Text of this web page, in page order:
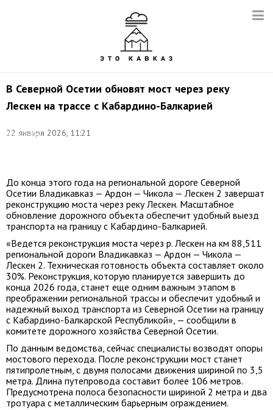
В Северной Осетии обновят мост через реку
Лескен на трассе с Кабардино-Балкарией
22 января 2026, 11:21
Александр
До конца этого года на региональной дороге Северной
Осетии Владикавказ — Ардон — Чикола — Лескен 2 завершат
реконструкцию моста через реку Лескен. Масштабное
обновление дорожного объекта обеспечит удобный выезд
транспорта на границу с Кабардино-Балкарией.
«Ведется реконструкция моста через р. Лескен на км 88,511
региональной дороги Владикавказ — Ардон — Чикола —
Лескен 2. Техническая готовность объекта составляет около
30%. Реконструкция, которую планируется завершить до
конца 2026 года, станет еще одним важным этапом в
преображении региональной трассы и обеспечит удобный и
надежный выход транспорта из Северной Осетии на границу
с Кабардино-Балкарской Республикой», — сообщили в
комитете дорожного хозяйства Северной Осетии.
По данным ведомства, сейчас специалисты возводят опоры
мостового перехода. После реконструкции мост станет
пятипролетным, с двумя полосами движения шириной по 3,5
метра. Длина путепровода составит более 106 метров.
Предусмотрена полоса безопасности шириной 2 метра и два
тротуара с металлическим барьерным ограждением.